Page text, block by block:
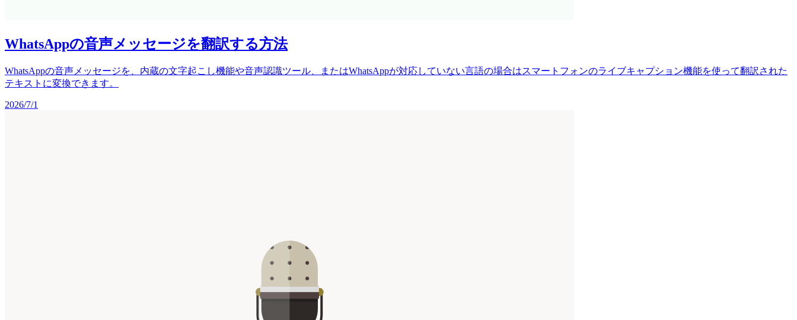
WhatsAppの音声メッセージを翻訳する方法
WhatsAppの音声メッセージを、内蔵の文字起こし機能や音声認識ツール、またはWhatsAppが対応していない言語の場合はスマートフォンのライブキャプション機能を使って翻訳された
テキストに変換できます。
2026/7/1